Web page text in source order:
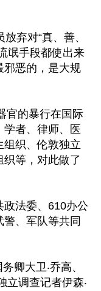
弃对“真、善、
氓手段都使出来
邪恶的，是大规
官的暴行在国际
学者、律师、医
组织、伦敦独立
织等，对此做了
法委、610办公
、军队等共同
卿大卫‧乔高、
立调查记者伊森‧